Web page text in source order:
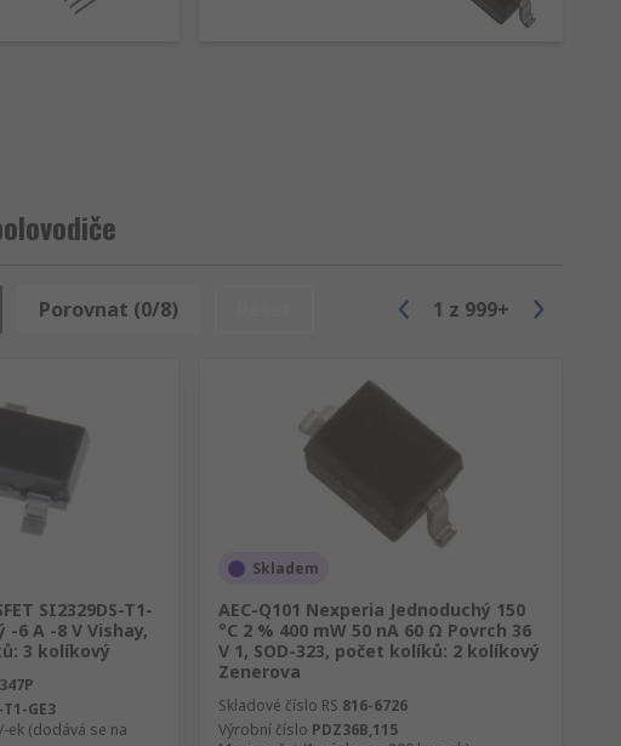
ně
Porovnat (0/8) 1 z 999+
SI2329DS-T1-
-6 A -8 V Vishay,
3 kolíkový
GE3
ek (dodává se na
Skladem
AEC-Q101 Nexperia Jednoduchý 150
°C 2 % 400 mW 50 nA 60 Ω Povrch 36
V 1, SOD-323, počet kolíků: 2 kolíkový
Zenerova
Skladové číslo RS 816-6726
Výrobní číslo PDZ36B,115